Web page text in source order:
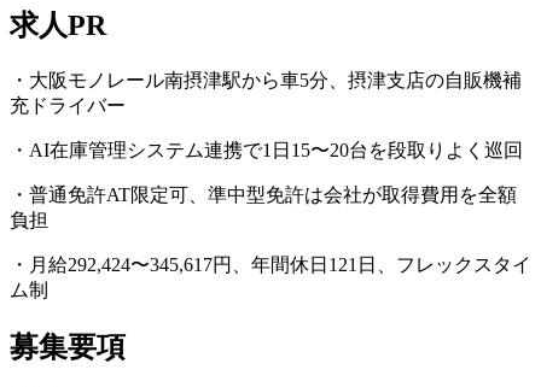
求人PR
・大阪モノレール南摂津駅から車5分、摂津支店の自販機補
充ドライバー
・AI在庫管理システム連携で1日15〜20台を段取りよく巡回
・普通免許AT限定可、準中型免許は会社が取得費用を全額
負担
・月給292,424〜345,617円、年間休日121日、フレックスタイ
ム制
募集要項